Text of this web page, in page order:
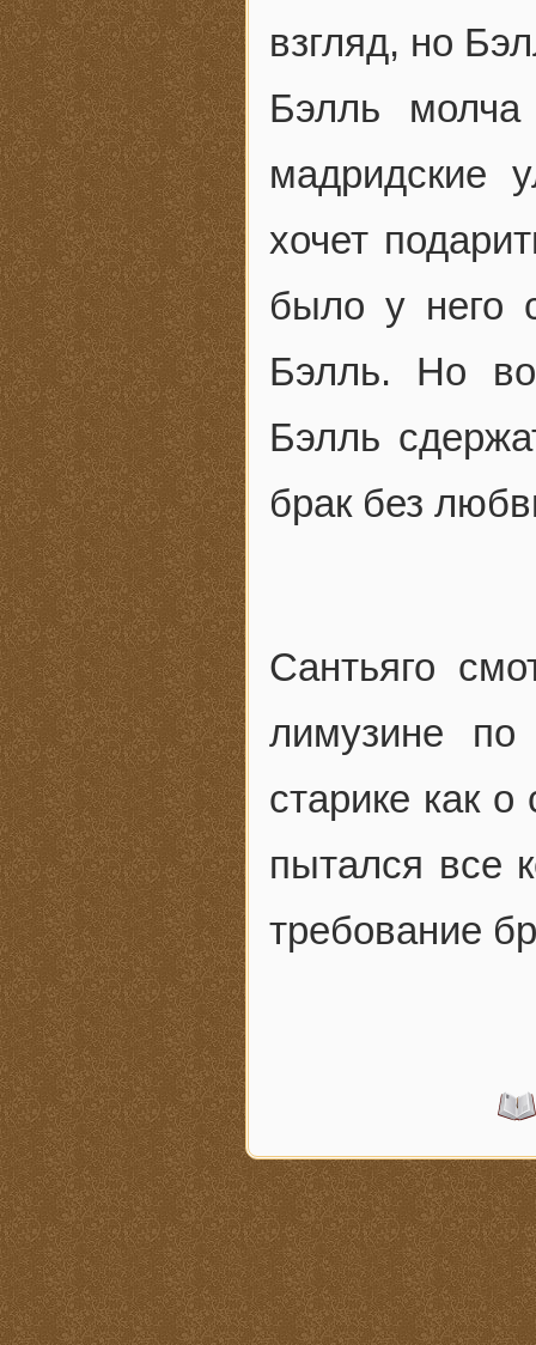
взгляд, но
Бэлль
мадридские
хочет
было у него
Бэлль. Но
Бэлль
брак без
Сантьяго
лимузине
старике как
пытался все
требование